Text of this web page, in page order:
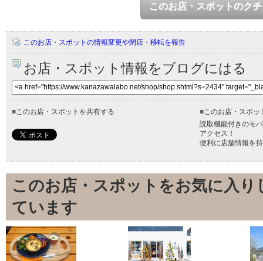
このお店・スポットのク
このお店・スポットの情報変更や閉店・移転を報告
お店・スポット情報をブログにはる
■ このお店・スポットを共有する ■ このお店・スポ
読取機能付きのモ
アクセス！
便利に店舗情報を
このお店・スポットをお気に入
ています